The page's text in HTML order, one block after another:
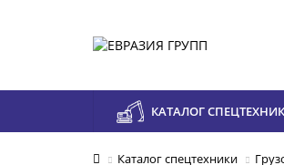
КАТАЛОГ
Каталог спецтехники